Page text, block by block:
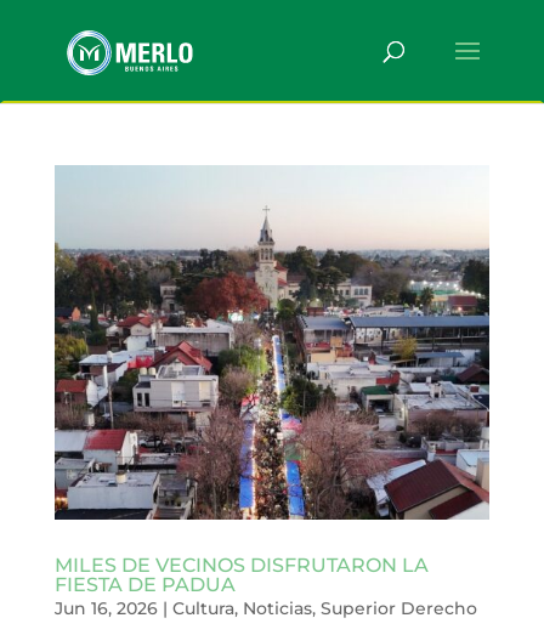
MILES DE VECINOS DISFRUTARON LA
FIESTA DE PADUA
Jun 16, 2026| Cultura, Noticias, Superior Derecho